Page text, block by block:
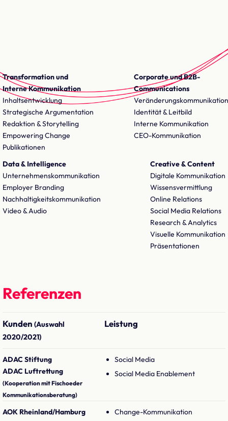
Transformation und
Interne Kommunikation
Inhaltsentwicklung
Strategische Argumentation
Redaktion & Storytelling
Empowering Change
Publikationen
Corporate und B2B-
Communications
Veränderungskommunikation
Identität & Leitbild
Interne Kommunikation
CEO-Kommunikation
Data & Intelligence
Unternehmenskommunikation
Employer Branding
Nachhaltigkeitskommunikation
Video & Audio
Creative & Content
Digitale Kommunikation
Wissensvermittlung
Online Relations
Social Media Relations
Research & Analytics
Visuelle Kommunikation
Präsentationen
Referenzen
Kunden (Auswahl
2020/2021)
Leistung
ADAC Stiftung
ADAC Luftrettung
(Kooperation mit Fischoeder
Kommunikationsberatung)
Social Media
Social Media Enablement
AOK Rheinland/Hamburg
Change-Kommunikation